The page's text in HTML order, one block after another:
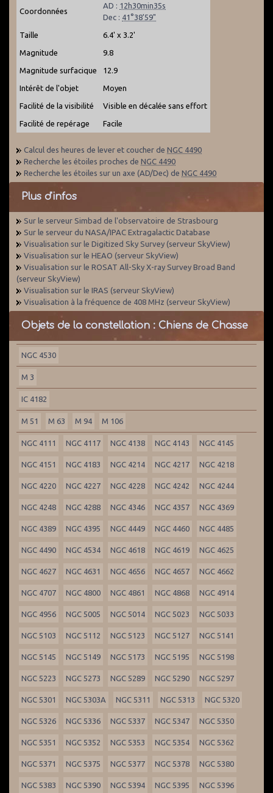
Coordonnées
AD : 12h30min35s
Dec : 41°38'59"
Taille 6.4' x 3.2'
Magnitude 9.8
Magnitude surfacique 12.9
Intérêt de l'objet Moyen
Facilité de la visibilité Visible en décalée sans effort
Facilité de repérage Facile
Calcul des heures de lever et coucher de NGC 4490
Recherche les étoiles proches de NGC 4490
Recherche les étoiles sur un axe (AD/Dec) de NGC 4490
Plus d'infos
Sur le serveur Simbad de l'observatoire de Strasbourg
Sur le serveur du NASA/IPAC Extragalactic Database
Visualisation sur le Digitized Sky Survey (serveur SkyView)
Visualisation sur le HEAO (serveur SkyView)
Visualisation sur le ROSAT All-Sky X-ray Survey Broad Band
(serveur SkyView)
Visualisation sur le IRAS (serveur SkyView)
Visualisation à la fréquence de 408 MHz (serveur SkyView)
Objets de la constellation : Chiens de Chasse
NGC 4530
M 3
IC 4182
M 51 M 63 M 94 M 106
NGC 4111 NGC 4117 NGC 4138 NGC 4143 NGC 4145
NGC 4151 NGC 4183 NGC 4214 NGC 4217 NGC 4218
NGC 4220 NGC 4227 NGC 4228 NGC 4242 NGC 4244
NGC 4248 NGC 4288 NGC 4346 NGC 4357 NGC 4369
NGC 4389 NGC 4395 NGC 4449 NGC 4460 NGC 4485
NGC 4490 NGC 4534 NGC 4618 NGC 4619 NGC 4625
NGC 4627 NGC 4631 NGC 4656 NGC 4657 NGC 4662
NGC 4707 NGC 4800 NGC 4861 NGC 4868 NGC 4914
NGC 4956 NGC 5005 NGC 5014 NGC 5023 NGC 5033
NGC 5103 NGC 5112 NGC 5123 NGC 5127 NGC 5141
NGC 5145 NGC 5149 NGC 5173 NGC 5195 NGC 5198
NGC 5223 NGC 5273 NGC 5289 NGC 5290 NGC 5297
NGC 5301 NGC 5303A NGC 5311 NGC 5313 NGC 5320
NGC 5326 NGC 5336 NGC 5337 NGC 5347 NGC 5350
NGC 5351 NGC 5352 NGC 5353 NGC 5354 NGC 5362
NGC 5371 NGC 5375 NGC 5377 NGC 5378 NGC 5380
NGC 5383 NGC 5390 NGC 5394 NGC 5395 NGC 5396